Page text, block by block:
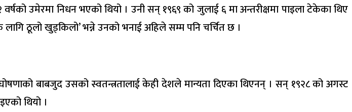
उमेरमा निधन भएको थियो । उनी सन् १९६९ को जुलाई ६ मा अन्तरीक्षमा पाइला टेकेका थिए
लागि ठूलो खुड्किलो’ भन्ने उनको भनाई अहिले सम्म पनि चर्चित छ ।
बाबजुद उसको स्वतन्त्रतालाई केही देशले मान्यता दिएका थिएनन् । सन् १९२८ को अगस्ट
थियो ।